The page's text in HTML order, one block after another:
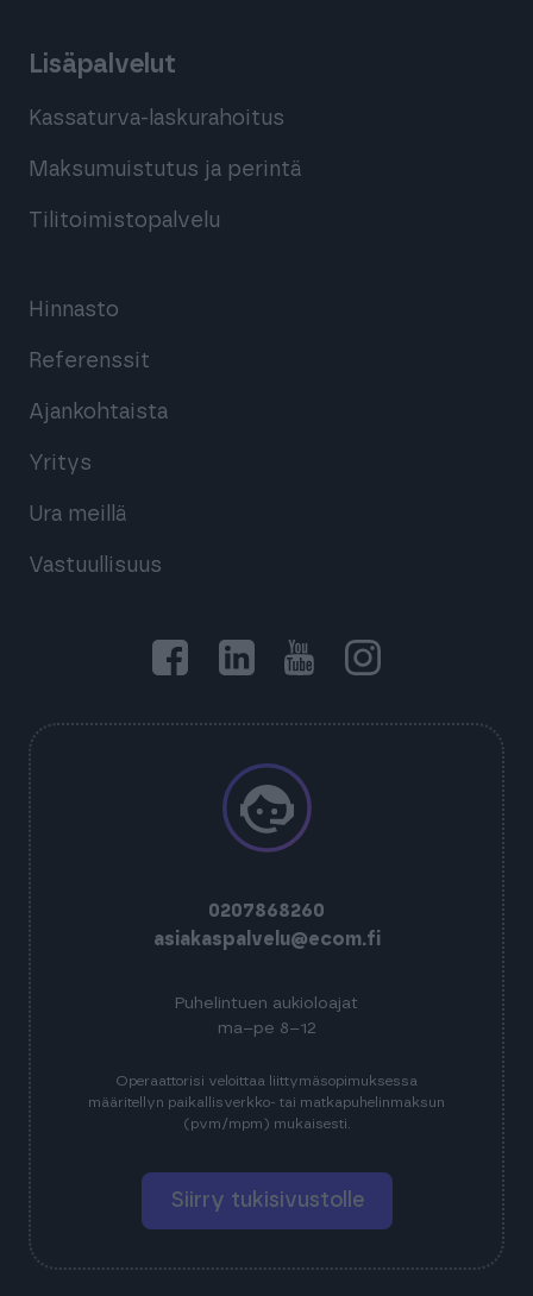
Lisäpalvelut
Kassaturva-laskurahoitus
Maksumuistutus ja perintä
Tilitoimistopalvelu
Hinnasto
Referenssit
Ajankohtaista
Yritys
Ura meillä
Vastuullisuus
0207868260
asiakaspalvelu@ecom.fi
Puhelintuen aukioloajat
ma–pe 8–12
Operaattorisi veloittaa liittymäsopimuksessa
määritellyn paikallisverkko- tai matkapuhelinmaksun
(pvm/mpm) mukaisesti.
Siirry tukisivustolle